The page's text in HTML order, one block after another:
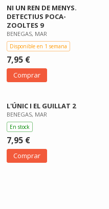
NI UN REN DE MENYS.
DETECTIUS POCA-
ZOOLTES 9
BENEGAS, MAR
Disponible en 1 semana
7,95 €
Comprar
L'ÚNIC I EL GUILLAT 2
BENEGAS, MAR
En stock
7,95 €
Comprar